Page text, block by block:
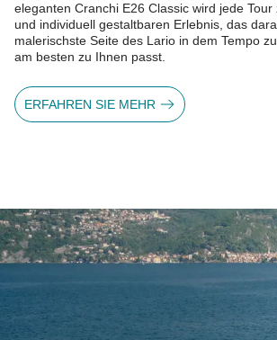
eleganten Cranchi E26 Classic wird jede
und individuell gestaltbaren Erlebnis, das
malerischste Seite des Lario in dem Tempo
am besten zu Ihnen passt.
ERFAHREN SIE MEHR